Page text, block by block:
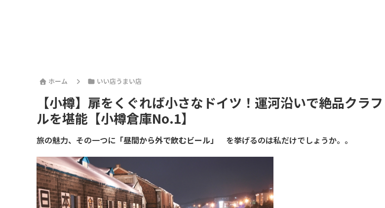
ホーム いい店うまい店
【小樽】扉をくぐれば小さなドイツ！運河沿いで絶品クラ
ルを堪能【小樽倉庫No.1】
旅の魅力、その一つに 「昼間から外で飲むビール」 を挙げるのは私だけでしょうか。。